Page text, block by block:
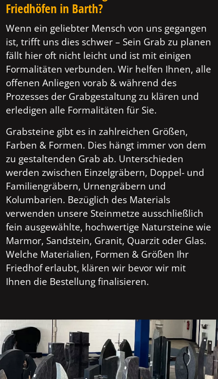
Friedhöfen in Barth?
Wenn ein geliebter Mensch von uns gegangen
ist, trifft uns dies schwer – Sein Grab zu planen
fällt hier oft nicht leicht und ist mit einigen
Formalitäten verbunden. Wir helfen Ihnen, alle
offenen Anliegen vorab & während des
Prozesses der Grabgestaltung zu klären und
erledigen alle Formalitäten für Sie.
Grabsteine gibt es in zahlreichen Größen,
Farben & Formen. Dies hängt immer von dem
zu gestaltenden Grab ab. Unterschieden
werden zwischen Einzelgräbern, Doppel- und
Familiengräbern, Urnengräbern und
Kolumbarien. Bezüglich des Materials
verwenden unsere Steinmetze ausschließlich
fein ausgewählte, hochwertige Natursteine wie
Marmor, Sandstein, Granit, Quarzit oder Glas.
Welche Materialien, Formen & Größen Ihr
Friedhof erlaubt, klären wir bevor wir mit
Ihnen die Bestellung finalisieren.